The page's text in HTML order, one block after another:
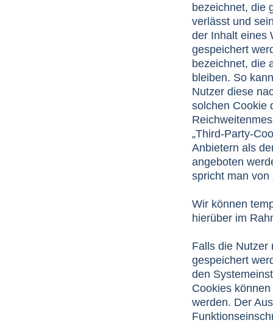
bezeichnet, die
verlässt und
der Inhalt eines
gespeichert
bezeichnet, die
bleiben. So
Nutzer diese
solchen Cookie
„Third-Party-
Anbietern als
angeboten
spricht man von
Wir können
hierüber im
Falls die Nutzer
gespeichert
den
Cookies
werden. Der